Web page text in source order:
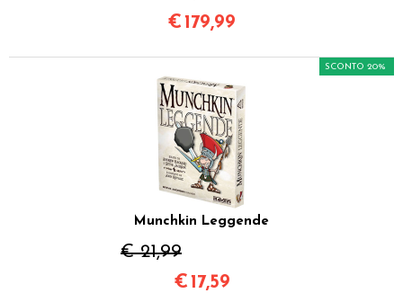
€ 179,99
Munchkin Leggende
€ 21,99
SCONTO 20%
€ 17,59